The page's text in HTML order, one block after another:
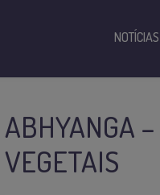
ABHYANGA
VEGETAIS
NOTÍCIAS